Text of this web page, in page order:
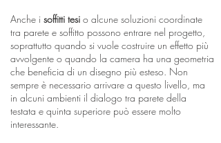
Anche i soffitti tesi o alcune soluzioni coordinate
tra parete e soffitto possono entrare nel progetto,
soprattutto quando si vuole costruire un effetto più
avvolgente o quando la camera ha una geometria
che beneficia di un disegno più esteso. Non
sempre è necessario arrivare a questo livello, ma
in alcuni ambienti il dialogo tra parete della
testata e quinta superiore può essere molto
interessante.